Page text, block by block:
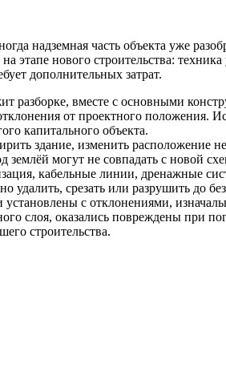
надземная часть объекта уже
этапе нового строительства:
дополнительных затрат.
разборке, вместе с основными
от проектного положения.
капитального объекта.
здание, изменить расположение
могут не совпадать с новой
кабельные линии, дренажные
срезать или разрушить до
с отклонениями,
слоя, оказались повреждены при
строительства.